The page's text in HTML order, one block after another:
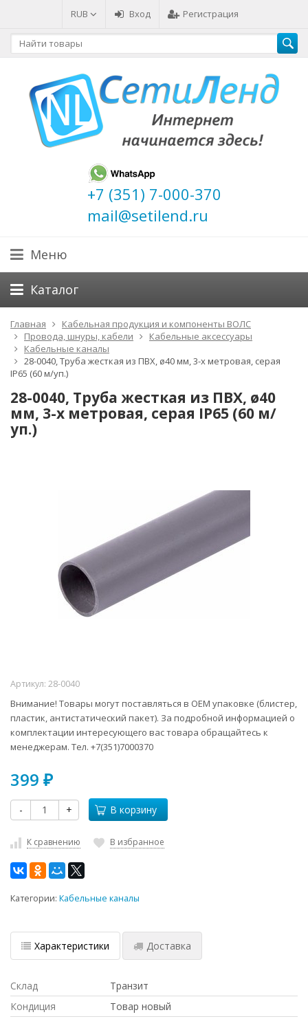
RUB Вход Регистрация
+7 (351) 7-000-370
mail@setilend.ru
Меню
Каталог
Главная
Кабельная продукция и компоненты ВОЛС
Провода, шнуры, кабели
Кабельные аксессуары
Кабельные каналы
28-0040, Труба жесткая из ПВХ, ø40 мм, 3-х метровая, серая
IP65 (60 м/уп.)
28-0040, Труба жесткая из ПВХ, ø40
мм, 3-х метровая, серая IP65 (60 м/
уп.)
Артикул: 28-0040
Внимание! Товары могут поставляться в ОЕМ упаковке (блистер,
пластик, антистатический пакет). За подробной информацией о
комплектации интересующего вас товара обращайтесь к
менеджерам. Тел. +7(351)7000370
399 ₽
- + В корзину
К сравнению В избранное
Категории: Кабельные каналы
Характеристики Доставка
Склад
Транзит
Кондиция
Товар новый